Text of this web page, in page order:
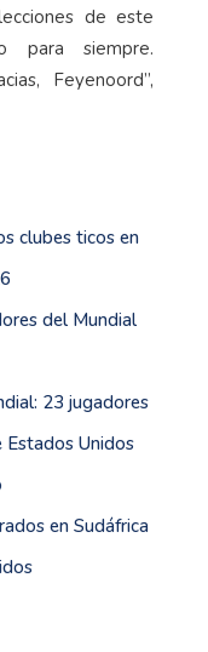
de este
para siempre.
Feyenoord”,
clubes ticos en
del Mundial
23 jugadores
Estados Unidos
en Sudáfrica